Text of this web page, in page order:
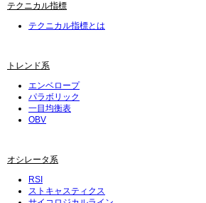
テクニカル指標
テクニカル指標とは
トレンド系
エンベロープ
パラボリック
一目均衡表
OBV
オシレータ系
RSI
ストキャスティクス